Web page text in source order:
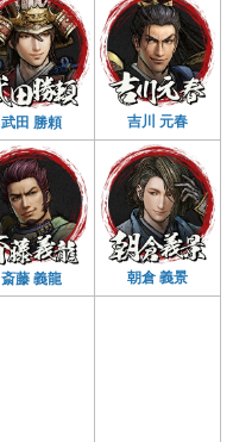
武田 勝頼 吉川 元春
斎藤 義龍 朝倉 義景